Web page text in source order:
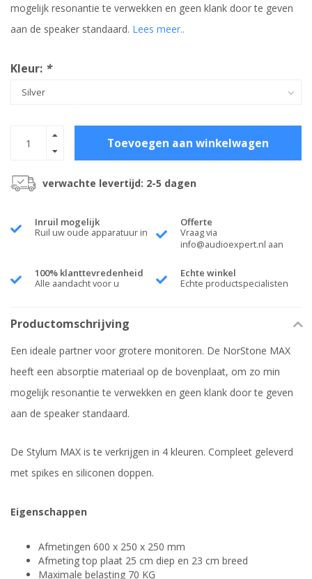
mogelijk resonantie te verwekken en geen klank door te geven
aan de speaker standaard. Lees meer..
Kleur: *
Toevoegen aan winkelwagen
verwachte levertijd: 2-5 dagen
Inruil mogelijk
Ruil uw oude apparatuur in
Offerte
Vraag via
info@audioexpert.nl aan
100% klanttevredenheid
Alle aandacht voor u
Echte winkel
Echte productspecialisten
Productomschrijving
Een ideale partner voor grotere monitoren. De NorStone MAX
heeft een absorptie materiaal op de bovenplaat, om zo min
mogelijk resonantie te verwekken en geen klank door te geven
aan de speaker standaard.
De Stylum MAX is te verkrijgen in 4 kleuren. Compleet geleverd
met spikes en siliconen doppen.
Eigenschappen
Afmetingen 600 x 250 x 250 mm
Afmeting top plaat 25 cm diep en 23 cm breed
Maximale belasting 70 KG